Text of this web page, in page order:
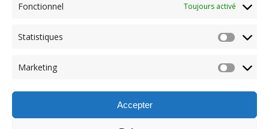
Fonctionnel Toujours activé
Statistiques
Marketing
Accepter
Navigation
de
l'article
Previous
Atelier horreur 2022 (30)